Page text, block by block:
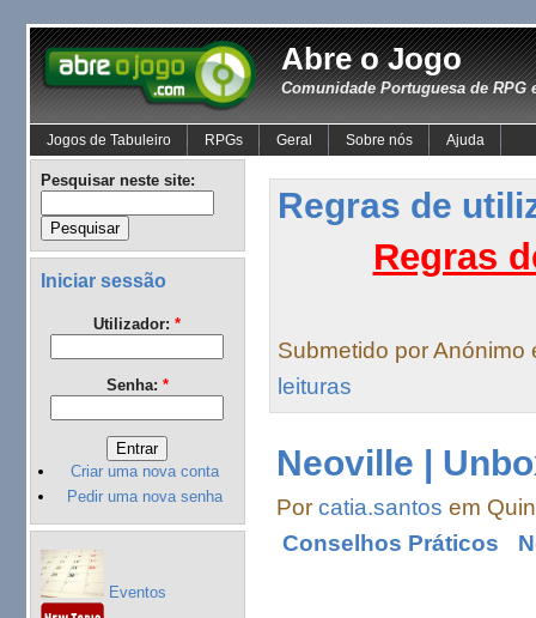
Abre o Jogo
Comunidade Portuguesa de RPG
Jogos de Tabuleiro RPGs Geral Sobre nós Ajuda
Pesquisar neste site:
Iniciar sessão
Utilizador: *
Senha: *
Criar uma nova conta
Pedir uma nova senha
Eventos
Regras de
Regras
Submetido por Anónimo
leituras
Neoville |
Porcatia.santos em
Conselhos Práticos